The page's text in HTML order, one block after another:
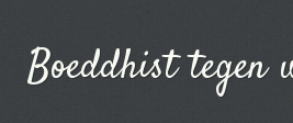
Boeddhist tegen